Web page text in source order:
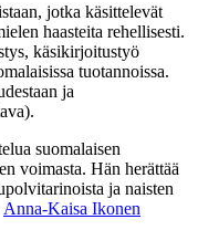
jotka käsittelevät
haasteita rehellisesti.
käsikirjoitustyö
tuotannoissa.
ja
suomalaisen
voimasta. Hän herättää
ja naisten
Anna-Kaisa Ikonen